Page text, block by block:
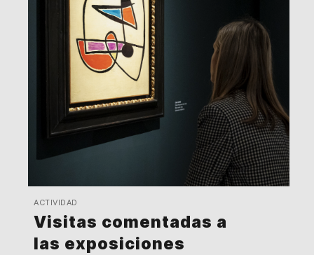
ACTIVIDAD
Visitas comentadas a
las exposiciones